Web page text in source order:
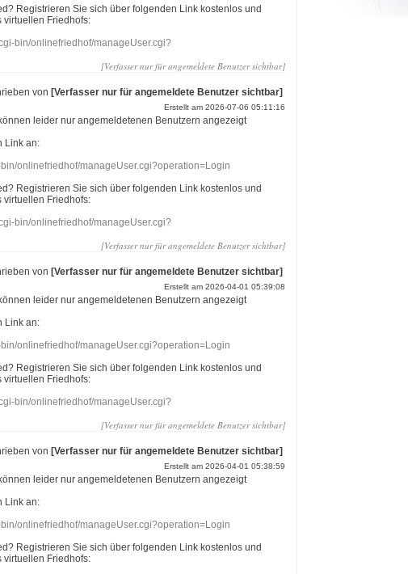
Registrieren Sie sich über folgenden Link kostenlos und
virtuellen Friedhofs:
bin/onlinefriedhof/manageUser.cgi?
[Verfasser nur für angemeldete Benutzer sichtbar]
von[Verfasser nur für angemeldete Benutzer sichtbar]
Erstellt am 2026-07-06 05:11:16
leider nur angemeldetenen Benutzern angezeigt
Link an:
onlinefriedhof/manageUser.cgi?operation=Login
Registrieren Sie sich über folgenden Link kostenlos und
virtuellen Friedhofs:
bin/onlinefriedhof/manageUser.cgi?
[Verfasser nur für angemeldete Benutzer sichtbar]
von[Verfasser nur für angemeldete Benutzer sichtbar]
Erstellt am 2026-04-01 05:39:08
leider nur angemeldetenen Benutzern angezeigt
Link an:
onlinefriedhof/manageUser.cgi?operation=Login
Registrieren Sie sich über folgenden Link kostenlos und
virtuellen Friedhofs:
bin/onlinefriedhof/manageUser.cgi?
[Verfasser nur für angemeldete Benutzer sichtbar]
von[Verfasser nur für angemeldete Benutzer sichtbar]
Erstellt am 2026-04-01 05:38:59
leider nur angemeldetenen Benutzern angezeigt
Link an:
onlinefriedhof/manageUser.cgi?operation=Login
Registrieren Sie sich über folgenden Link kostenlos und
virtuellen Friedhofs: